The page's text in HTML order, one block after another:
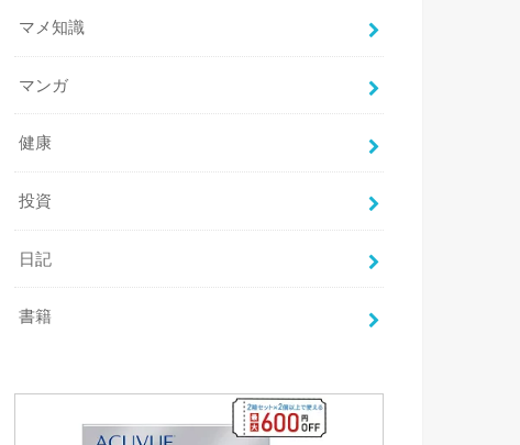
マメ知識
マンガ
健康
投資
日記
書籍